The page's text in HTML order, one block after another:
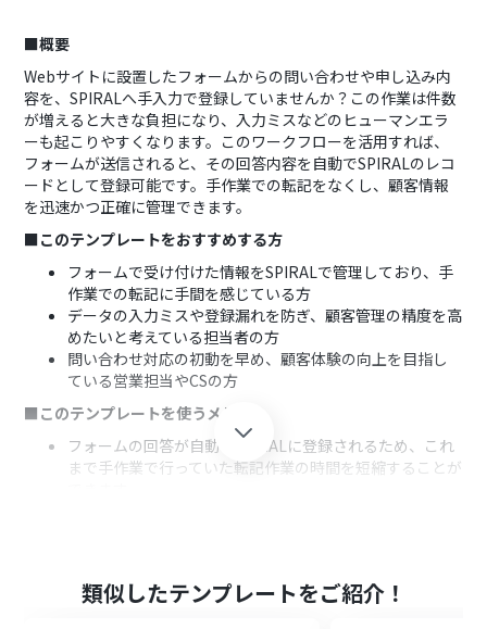
■概要
Webサイトに設置したフォームからの問い合わせや申し込み内
容を、SPIRALへ手入力で登録していませんか？この作業は件数
が増えると大きな負担になり、入力ミスなどのヒューマンエラ
ーも起こりやすくなります。このワークフローを活用すれば、
フォームが送信されると、その回答内容を自動でSPIRALのレコ
ードとして登録可能です。手作業での転記をなくし、顧客情報
を迅速かつ正確に管理できます。
■このテンプレートをおすすめする方
フォームで受け付けた情報をSPIRALで管理しており、手
作業での転記に手間を感じている方
データの入力ミスや登録漏れを防ぎ、顧客管理の精度を高
めたいと考えている担当者の方
問い合わせ対応の初動を早め、顧客体験の向上を目指し
ている営業担当やCSの方
■このテンプレートを使うメリット
フォームの回答が自動でSPIRALに登録されるため、これ
まで手作業で行っていた転記作業の時間を短縮することが
■フローボットの流れ
類似したテンプレートをご紹介！